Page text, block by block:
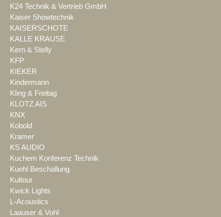
K24 Technik & Vertrieb GmbH
Kaiser Showtechnik
KAISERSCHOTE
KALLE KRAUSE
Kern & Stelly
KFP
KIEKER
Kindermann
Kling & Freitag
KLOTZ AIS
KNX
Kobold
Kramer
KS AUDIO
Kuchem Konferenz Technik
Kuehl Beschallung
Kultour
Kwick Lights
L-Acoustics
Laauser & Vohl